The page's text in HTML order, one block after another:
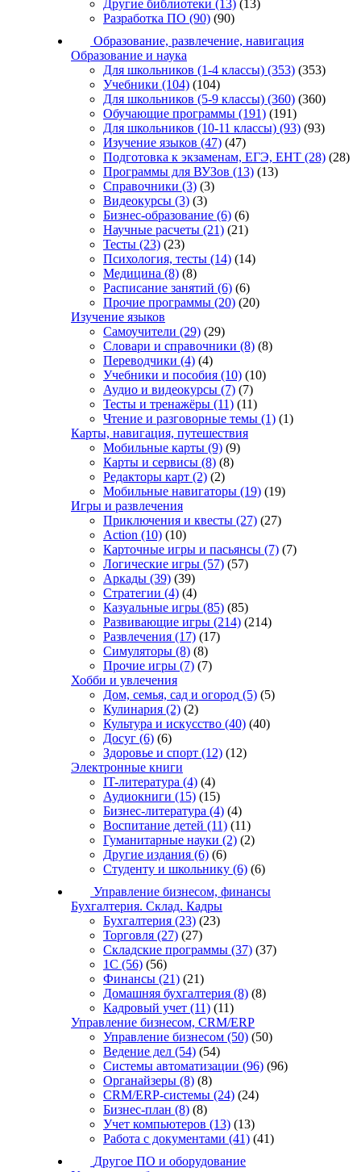
Другие библиотеки (13) (13)
Разработка ПО (90) (90)
Образование, развлечение, навигация
Образование и наука
Для школьников (1-4 классы) (353) (353)
Учебники (104) (104)
Для школьников (5-9 классы) (360) (360)
Обучающие программы (191) (191)
Для школьников (10-11 классы) (93) (93)
Изучение языков (47) (47)
Подготовка к экзаменам, ЕГЭ, ЕНТ (28) (28)
Программы для ВУЗов (13) (13)
Справочники (3) (3)
Видеокурсы (3) (3)
Бизнес-образование (6) (6)
Научные расчеты (21) (21)
Тесты (23) (23)
Психология, тесты (14) (14)
Медицина (8) (8)
Расписание занятий (6) (6)
Прочие программы (20) (20)
Изучение языков
Самоучители (29) (29)
Словари и справочники (8) (8)
Переводчики (4) (4)
Учебники и пособия (10) (10)
Аудио и видеокурсы (7) (7)
Тесты и тренажёры (11) (11)
Чтение и разговорные темы (1) (1)
Карты, навигация, путешествия
Мобильные карты (9) (9)
Карты и сервисы (8) (8)
Редакторы карт (2) (2)
Мобильные навигаторы (19) (19)
Игры и развлечения
Приключения и квесты (27) (27)
Action (10) (10)
Карточные игры и пасьянсы (7) (7)
Логические игры (57) (57)
Аркады (39) (39)
Стратегии (4) (4)
Казуальные игры (85) (85)
Развивающие игры (214) (214)
Развлечения (17) (17)
Симуляторы (8) (8)
Прочие игры (7) (7)
Хобби и увлечения
Дом, семья, сад и огород (5) (5)
Кулинария (2) (2)
Культура и искусство (40) (40)
Досуг (6) (6)
Здоровье и спорт (12) (12)
Электронные книги
IT-литература (4) (4)
Аудиокниги (15) (15)
Бизнес-литература (4) (4)
Воспитание детей (11) (11)
Гуманитарные науки (2) (2)
Другие издания (6) (6)
Студенту и школьнику (6) (6)
Управление бизнесом, финансы
Бухгалтерия. Склад. Кадры
Бухгалтерия (23) (23)
Торговля (27) (27)
Складские программы (37) (37)
1С (56) (56)
Финансы (21) (21)
Домашняя бухгалтерия (8) (8)
Кадровый учет (11) (11)
Управление бизнесом, CRM/ERP
Управление бизнесом (50) (50)
Ведение дел (54) (54)
Системы автоматизации (96) (96)
Органайзеры (8) (8)
CRM/ERP-системы (24) (24)
Бизнес-план (8) (8)
Учет компьютеров (13) (13)
Работа с документами (41) (41)
Другое ПО и оборудование